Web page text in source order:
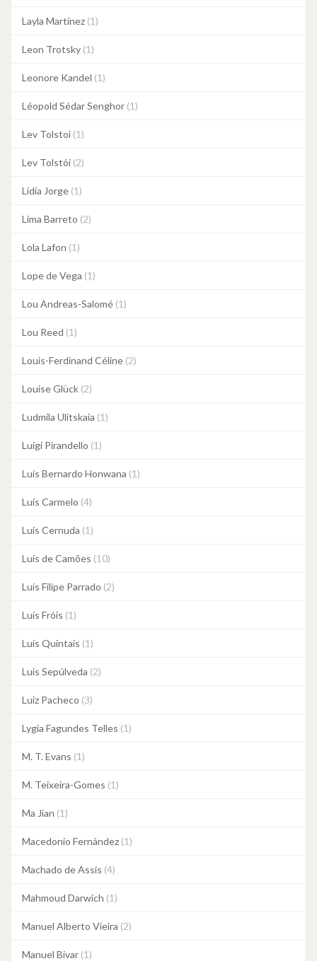
Layla Martínez (1)
Leon Trotsky (1)
Leonore Kandel (1)
Léopold Sédar Senghor (1)
Lev Tolstoi (1)
Lev Tolstói (2)
Lídia Jorge (1)
Lima Barreto (2)
Lola Lafon (1)
Lope de Vega (1)
Lou Andreas-Salomé (1)
Lou Reed (1)
Louis-Ferdinand Céline (2)
Louise Glück (2)
Ludmila Ulitskaia (1)
Luigi Pirandello (1)
Luis Bernardo Honwana (1)
Luís Carmelo (4)
Luis Cernuda (1)
Luís de Camões (10)
Luís Filipe Parrado (2)
Luís Fróis (1)
Luís Quintais (1)
Luis Sepúlveda (2)
Luiz Pacheco (3)
Lygia Fagundes Telles (1)
M. T. Evans (1)
M. Teixeira-Gomes (1)
Ma Jian (1)
Macedonio Fernández (1)
Machado de Assis (4)
Mahmoud Darwich (1)
Manuel Alberto Vieira (2)
Manuel Bivar (1)